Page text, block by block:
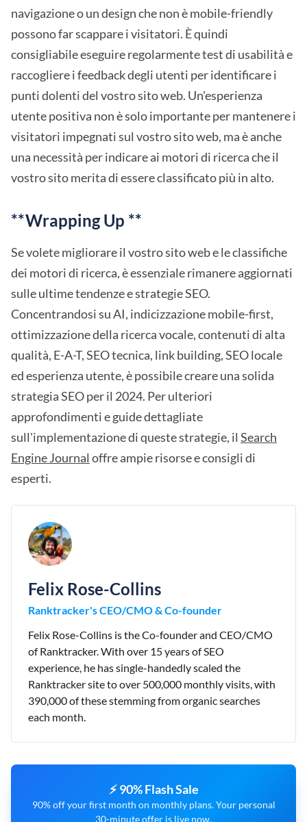
navigazione o un design che non è mobile-friendly
possono far scappare i visitatori. È quindi
consigliabile eseguire regolarmente test di usabilità e
raccogliere i feedback degli utenti per identificare i
punti dolenti del vostro sito web. Un'esperienza
utente positiva non è solo importante per mantenere i
visitatori impegnati sul vostro sito web, ma è anche
una necessità per indicare ai motori di ricerca che il
vostro sito merita di essere classificato più in alto.
**Wrapping Up **
Se volete migliorare il vostro sito web e le classifiche
dei motori di ricerca, è essenziale rimanere aggiornati
sulle ultime tendenze e strategie SEO.
Concentrandosi su AI, indicizzazione mobile-first,
ottimizzazione della ricerca vocale, contenuti di alta
qualità, E-A-T, SEO tecnica, link building, SEO locale
ed esperienza utente, è possibile creare una solida
strategia SEO per il 2024. Per ulteriori
approfondimenti e guide dettagliate
sull'implementazione di queste strategie, il Search
Engine Journal offre ampie risorse e consigli di
esperti.
Felix Rose-Collins
Ranktracker's CEO/CMO & Co-founder
Felix Rose-Collins is the Co-founder and CEO/CMO
of Ranktracker. With over 15 years of SEO
experience, he has single-handedly scaled the
Ranktracker site to over 500,000 monthly visits, with
390,000 of these stemming from organic searches
each month.
⚡ 90% Flash Sale
90% off your first month on monthly plans. Your personal
30-minute offer is live now.